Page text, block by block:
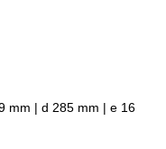
mm | d 285 mm | e 16